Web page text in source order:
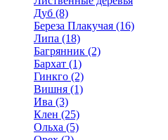
Дуб (8)
Береза Плакучая (16)
Липа (18)
Багрянник (2)
Бархат (1)
Гинкго (2)
Вишня (1)
Ива (3)
Клен (25)
Ольха (5)